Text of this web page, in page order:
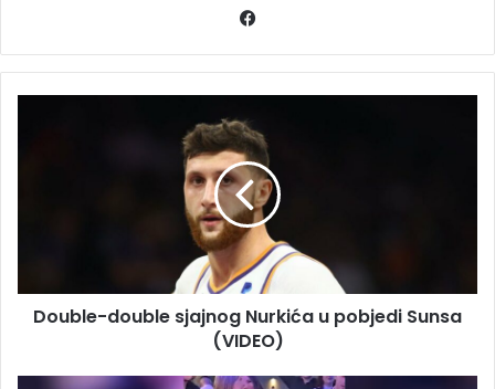
Double-double sjajnog Nurkića u pobjedi Sunsa
(VIDEO)
Folkerove